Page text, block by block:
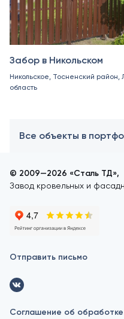
Забор в Никольском
Никольское, Тосненский район,
область
Все объекты в
© 2009—2026 «Сталь ТД»,
Завод кровельных и
Отправить письмо
Соглашение об